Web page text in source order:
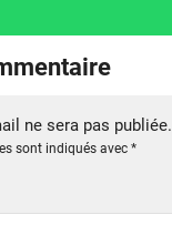
ne sera pas publiée.
sont indiqués avec *